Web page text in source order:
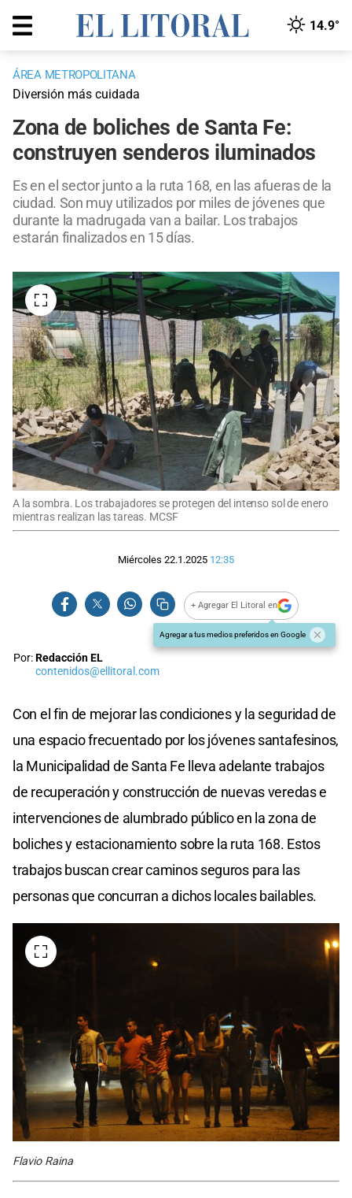
14.9°
ÁREA METROPOLITANA
Diversión más cuidada
Zona de boliches de Santa Fe:
construyen senderos iluminados
Es en el sector junto a la ruta 168, en las afueras de la
ciudad. Son muy utilizados por miles de jóvenes que
durante la madrugada van a bailar. Los trabajos
estarán finalizados en 15 días.
A la sombra. Los trabajadores se protegen del intenso sol de enero
mientras realizan las tareas. MCSF
Miércoles 22.1.2025 12:35
+ Agregar El Litoral en
Agregar a tus medios preferidos en Google
Por:Redacción EL
contenidos@ellitoral.com
Con el fin de mejorar las condiciones y la seguridad de
una espacio frecuentado por los jóvenes santafesinos,
la Municipalidad de Santa Fe lleva adelante trabajos
de recuperación y construcción de nuevas veredas e
intervenciones de alumbrado público en la zona de
boliches y estacionamiento sobre la ruta 168. Estos
trabajos buscan crear caminos seguros para las
personas que concurran a dichos locales bailables.
Flavio Raina